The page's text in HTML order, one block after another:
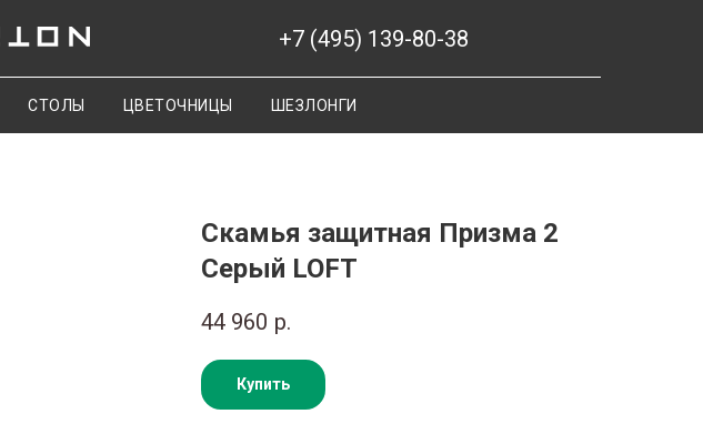
+7 (495) 139-80-38
СТОЛЫ ЦВЕТОЧНИЦЫ ШЕЗЛОНГИ
Скамья защитная Призма 2
Серый LOFT
44 960 р.
Купить